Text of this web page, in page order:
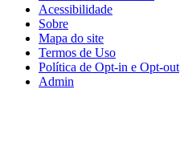
Acessibilidade
Sobre
Mapa do site
Termos de Uso
Política de Opt-in e Opt-out
Admin